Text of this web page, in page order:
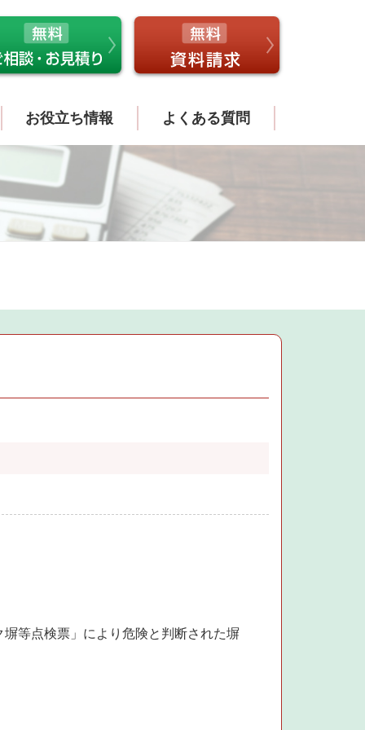
お役立ち情報 よくある質問
等点検票」により危険と判断された塀